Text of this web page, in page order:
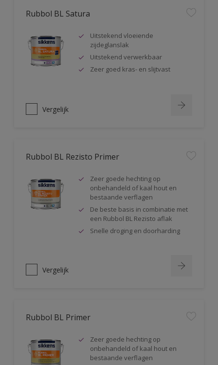
Rubbol BL Satura
Uitstekend vloeiende
zijdeglanslak
Uitstekend verwerkbaar
Zeer goed kras- en slijtvast
Vergelijk
Rubbol BL Rezisto Primer
Zeer goede hechting op
onbehandeld of kaal hout en
bestaande verflagen
De beste basis in combinatie met
een Rubbol BL Rezisto aflak
Snelle droging en doorharding
Vergelijk
Rubbol BL Primer
Zeer goede hechting op
onbehandeld of kaal hout en
bestaande verflagen